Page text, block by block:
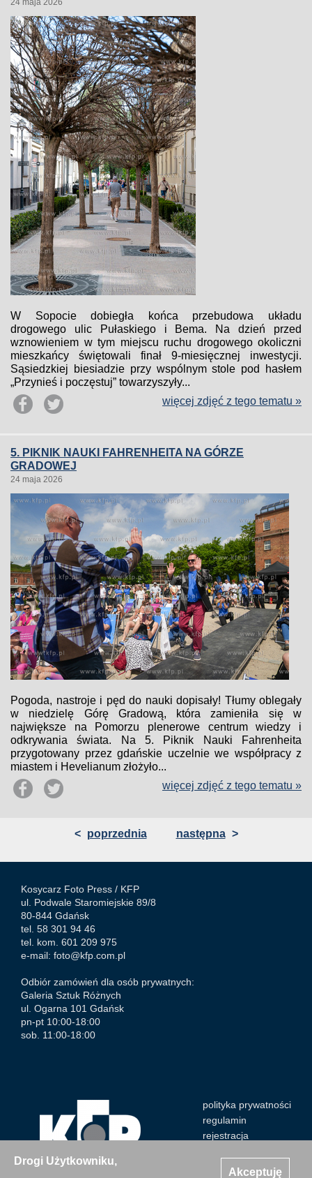
Akceptuję
Drogi Użytkowniku,
24 maja 2026
W Sopocie dobiegła końca przebudowa układu
drogowego ulic Pułaskiego i Bema. Na dzień przed
wznowieniem w tym miejscu ruchu drogowego okoliczni
mieszkańcy świętowali finał 9-miesięcznej inwestycji.
Sąsiedzkiej biesiadzie przy wspólnym stole pod hasłem
„Przynieś i poczęstuj” towarzyszyły...
więcej zdjęć z tego tematu »
5. PIKNIK NAUKI FAHRENHEITA NA GÓRZE
GRADOWEJ
24 maja 2026
Pogoda, nastroje i pęd do nauki dopisały! Tłumy oblegały
w niedzielę Górę Gradową, która zamieniła się w
największe na Pomorzu plenerowe centrum wiedzy i
odkrywania świata. Na 5. Piknik Nauki Fahrenheita
przygotowany przez gdańskie uczelnie we współpracy z
miastem i Hevelianum złożyło...
więcej zdjęć z tego tematu »
< poprzednia następna >
Kosycarz Foto Press / KFP
ul. Podwale Staromiejskie 89/8
80-844 Gdańsk
tel. 58 301 94 46
tel. kom. 601 209 975
e-mail: foto@kfp.com.pl
Odbiór zamówień dla osób prywatnych:
Galeria Sztuk Różnych
ul. Ogarna 101 Gdańsk
pn-pt 10:00-18:00
sob. 11:00-18:00
polityka prywatności
regulamin
rejestracja